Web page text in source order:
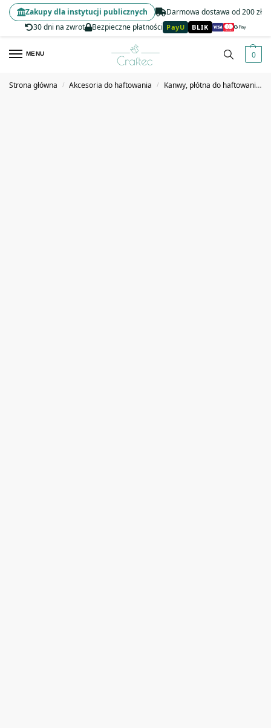
Darmowa dostawa od 200 zł
30 dni na zwrot
Bezpieczne płatności PayU BLIK
Zakupy dla instytucji publicznych
MENU 0
Strona główna / Akcesoria do haftowania / Kanwy, płótna do haftowania